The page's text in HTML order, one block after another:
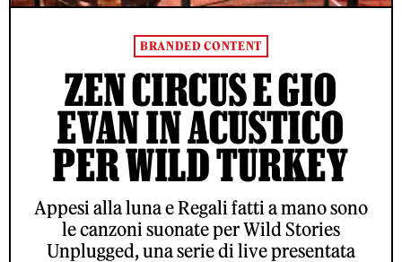
BRANDED CONTENT
ZEN CIRCUS E GIO
EVAN IN ACUSTICO
PER WILD TURKEY
Appesi alla luna e Regali fatti a mano sono
le canzoni suonate per Wild Stories
Unplugged, una serie di live presentata